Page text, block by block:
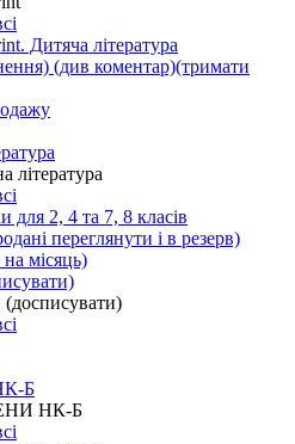
Дитяча література
(див коментар)(тримати
література
для 2, 4 та 7, 8 класів
переглянути і в резерв)
на місяць)
(досписувати)
Б
НК-Б